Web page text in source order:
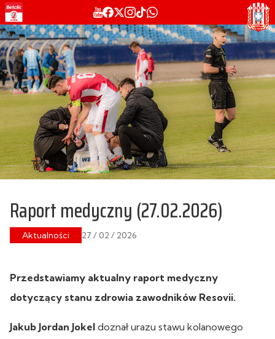
Raport medyczny (27.02.2026)
Aktualności 27 / 02 / 2026
Przedstawiamy aktualny raport medyczny
dotyczący stanu zdrowia zawodników Resovii.
Jakub Jordan Jokel doznał urazu stawu kolanowego